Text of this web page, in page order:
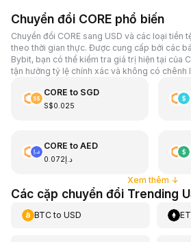
Chuyển đổi CORE phổ biến
Chuyển đổi CORE sang USD và các loại tiền
theo thời gian thực. Được cung cấp bởi các
Bybit, bạn có thể kiểm tra giá trị hiện tại của
tận hưởng tỷ lệ chính xác và không có chênh
CORE to SGD
S$0.025
CORE to AED
د.إ0.072
Xem thêm ↓
Các cặp chuyển đổi Trending
BTCto USD